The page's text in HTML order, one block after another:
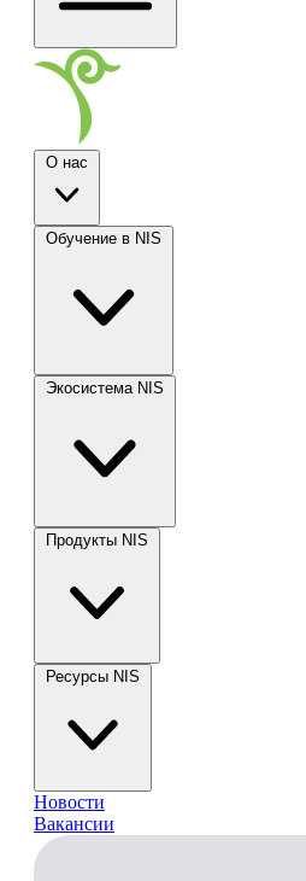
О нас
Обучение в NIS
Экосистема NIS
Продукты NIS
Ресурсы NIS
Новости
Вакансии